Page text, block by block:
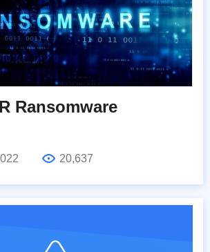
Ransomware
20,637